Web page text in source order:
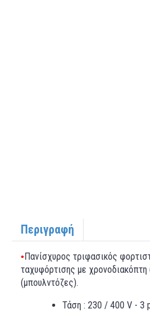
Περιγραφή
•Πανίσχυρος τριφασικός
ταχυφόρτισης με χρονοδιακόπτη
(μπουλντόζες).
Τάση : 230 / 400 V - 3